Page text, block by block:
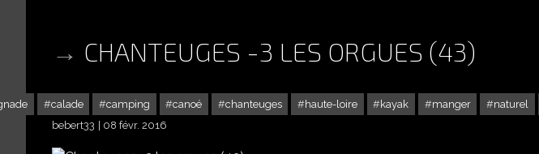
CHANTEUGES -3 LES ORGUES (43)
calade camping canoé chanteuges haute-loire kayak manger naturel
bebert33
08 févr. 2016